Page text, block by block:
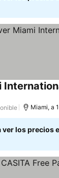
Miami, a
ver los precios